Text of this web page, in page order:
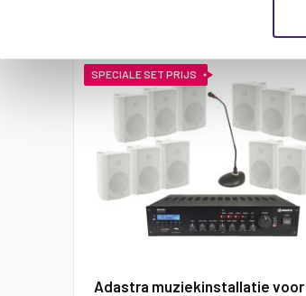
SPECIALE SET PRIJS
Adastra muziekinstallatie voor